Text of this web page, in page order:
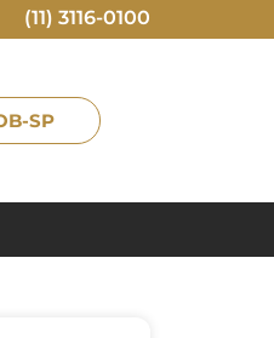
(11) 3116-0100
SP